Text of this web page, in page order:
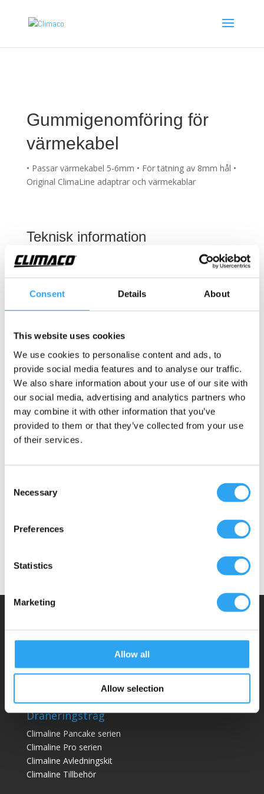
Consent Details About
This website uses cookies
We use cookies to personalise content and ads, to
provide social media features and to analyse our traffic.
We also share information about your use of our site with
our social media, advertising and analytics partners who
may combine it with other information that you’ve
provided to them or that they’ve collected from your use
of their services.
Selection
Necessary
Preferences
Statistics
Marketing
Allow all
Allow selection
Gummigenomföring för
värmekabel
• Passar värmekabel 5-6mm • För tätning av 8mm hål •
Original ClimaLine adaptrar och värmekablar
Teknisk information
Gummigenomföring för värmekabel,
svart
Detta ingår
Passar följande utedelar / slangar
Dokument
• Passar värmekabel 5-6mm
• För tätning av 8mm hål
• Original ClimaLine adaptrar och
värmekablar
Artikel-nummer
Email: info@climaco.com
climaco.com
Dräneringstråg
Climaline Pancake serien
Climaline Pro serien
Climaline Avledningskit
Climaline Tillbehör